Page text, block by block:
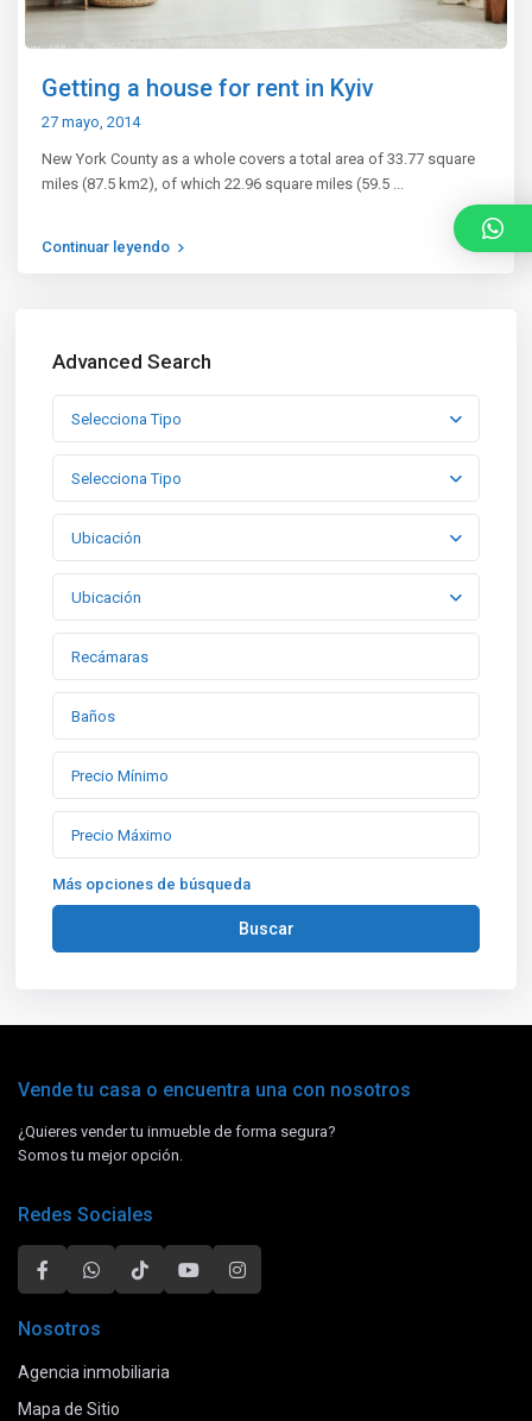
Getting a house for rent in Kyiv
27 mayo, 2014
New York County as a whole covers a total area of 33.77 square
miles (87.5 km2), of which 22.96 square miles (59.5 ...
Continuar leyendo
Advanced Search
Selecciona Tipo
Selecciona Tipo
Ubicación
Ubicación
Más opciones de búsqueda
Buscar
Vende tu casa o encuentra una con nosotros
¿Quieres vender tu inmueble de forma segura?
Somos tu mejor opción.
Redes Sociales
Nosotros
Agencia inmobiliaria
Mapa de Sitio